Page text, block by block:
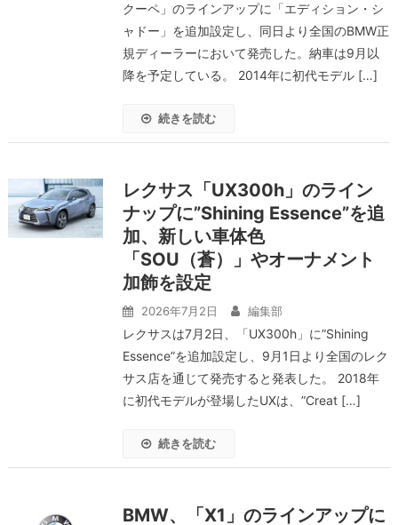
クーペ」のラインアップに「エディション・シ
ャドー」を追加設定し、同日より全国のBMW正
規ディーラーにおいて発売した。納車は9月以
降を予定している。 2014年に初代モデル […]
続きを読む
レクサス「UX300h」のライン
ナップに”Shining Essence”を追
加、新しい車体色
「SOU（蒼）」やオーナメント
加飾を設定
2026年7月2日 編集部
レクサスは7月2日、「UX300h」に”Shining
Essence”を追加設定し、9月1日より全国のレク
サス店を通じて発売すると発表した。 2018年
に初代モデルが登場したUXは、”Creat […]
続きを読む
BMW、「X1」のラインアップに